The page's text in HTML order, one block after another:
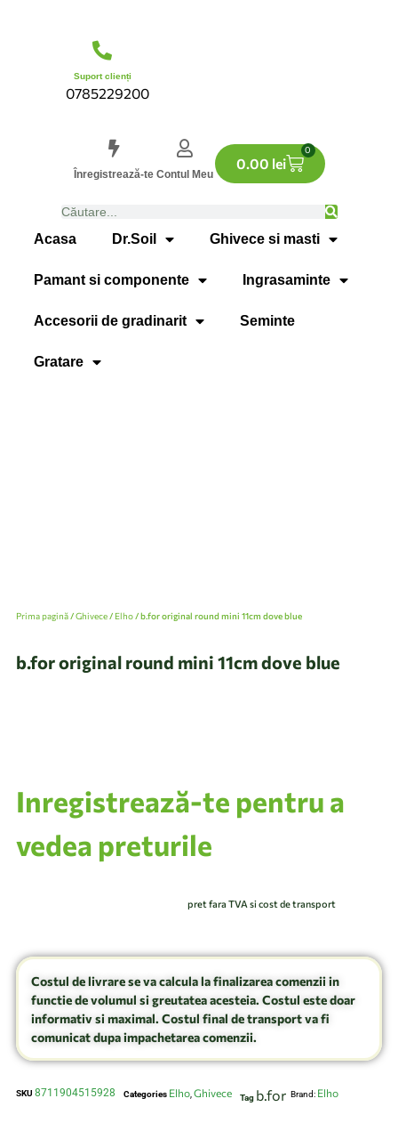
Suport clienți
0785229200
Înregistrează-te Contul Meu
0.00 lei
0
Acasa Dr.Soil Ghivece si masti
Pamant si componente Ingrasaminte
Accesorii de gradinarit Seminte
Gratare
Prima pagină/Ghivece/ Elho/ b.for original round mini 11cm dove blue
b.for original round mini 11cm dove blue
Inregistrează-te pentru a
vedea preturile
pret fara TVA si cost de transport
Costul de livrare se va calcula la finalizarea comenzii in
functie de volumul si greutatea acesteia. Costul este doar
informativ si maximal. Costul final de transport va fi
comunicat dupa impachetarea comenzii.
SKU 8711904515928 Categories Elho Ghivece Tag b.for Brand: Elho